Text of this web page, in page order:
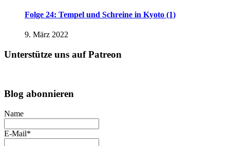
Folge 24: Tempel und Schreine in Kyoto (1)
9. März 2022
Unterstütze uns auf Patreon
Blog abonnieren
Name
E-Mail*